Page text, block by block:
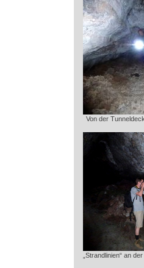
Von der
„Strandlinien“ an